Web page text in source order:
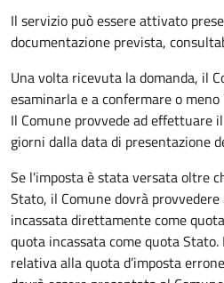
Il servizio può essere attivato
documentazione prevista,
Una volta ricevuta la domanda, il
esaminarla e a confermare o
Il Comune provvede ad effettuare
giorni dalla data di presentazione
Se l'imposta è stata versata oltre
Stato, il Comune dovrà
incassata direttamente come
quota incassata come quota
relativa alla quota d’imposta